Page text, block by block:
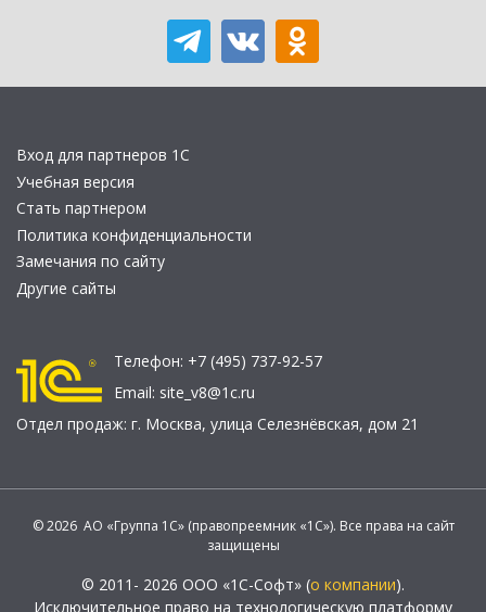
Вход для партнеров 1С
Учебная версия
Стать партнером
Политика конфиденциальности
Замечания по сайту
Другие сайты
Телефон: +7 (495) 737-92-57
Email: site_v8@1c.ru
Отдел продаж: г. Москва, улица Селезнёвская, дом 21
© 2026 АО «Группа 1С» (правопреемник «1С»). Все права на сайт
защищены
© 2011- 2026 ООО «1С-Софт» (о компании).
Исключительное право на технологическую платформу